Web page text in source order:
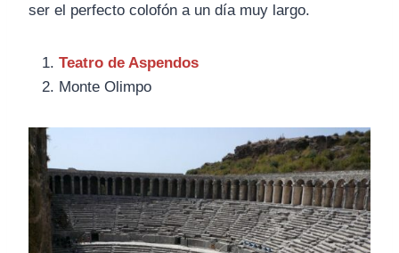
ser el perfecto colofón a un día muy largo.
Teatro de Aspendos
Monte Olimpo